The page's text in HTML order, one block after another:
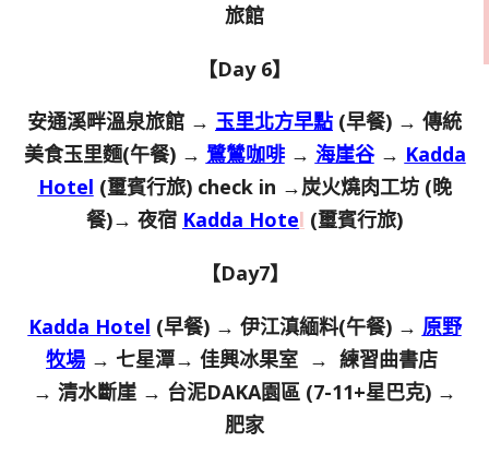
旅館
【Day 6】
安通溪畔溫泉旅館 → 玉里北方早點 (早餐) → 傳統
美食玉里麵(午餐) → 鷺鷥咖啡→ 海崖谷 → Kadda
Hotel (璽賓行旅) check in →炭火燒肉工坊 (晚
餐)→ 夜宿 Kadda Hotel (璽賓行旅)
【Day7】
Kadda Hotel (早餐) → 伊江滇緬料(午餐) → 原野
牧場 → 七星潭→ 佳興冰果室 → 練習曲書店
→ 清水斷崖 → 台泥DAKA園區 (7-11+星巴克) →
肥家